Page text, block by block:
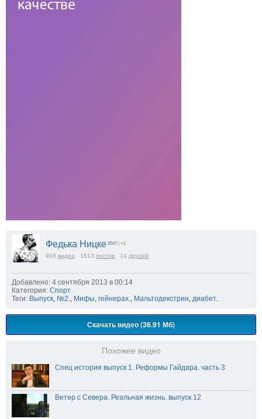
Федька Ницке 9547 | +1
916 видео 1613 постов 14 друзей
Добавлено: 4 сентября 2013 в 00:14
Категория: Спорт
Теги: Выпуск №2. Мифы гейнерах. Мальтодекстрин диабет.
Скачать видео (36.91 Мб)
Похожее видео
Спец история выпуск 1. Реформы Гайдара. часть 3
Ветер с Севера. Реальная жизнь. выпуск 12